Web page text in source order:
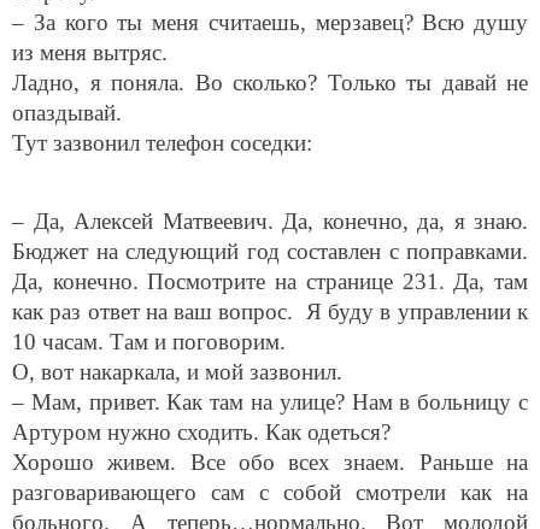
– За кого ты меня считаешь, мерзавец? Всю душу
из меня вытряс.
Ладно, я поняла. Во сколько? Только ты давай не
опаздывай.
Тут зазвонил телефон соседки:
– Да, Алексей Матвеевич. Да, конечно, да, я знаю.
Бюджет на следующий год составлен с поправками.
Да, конечно. Посмотрите на странице 231. Да, там
как раз ответ на ваш вопрос. Я буду в управлении к
10 часам. Там и поговорим.
О, вот накаркала, и мой зазвонил.
– Мам, привет. Как там на улице? Нам в больницу с
Артуром нужно сходить. Как одеться?
Хорошо живем. Все обо всех знаем. Раньше на
разговаривающего сам с собой смотрели как на
больного. А теперь…нормально. Вот молодой